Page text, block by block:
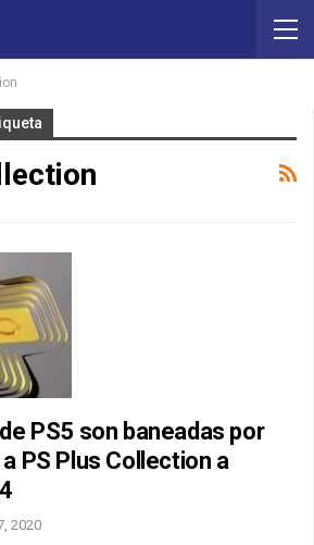
PS5 son baneadas por
PS Plus Collection a
2020